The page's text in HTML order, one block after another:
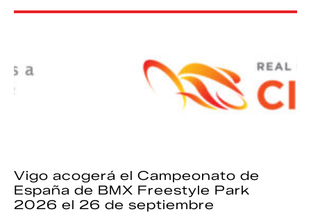
Vigo acogerá el Campeonato de
España de BMX Freestyle Park
2026 el 26 de septiembre